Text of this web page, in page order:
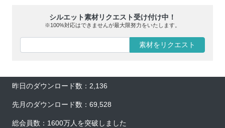
シルエット素材リクエスト受け付け中！
※100%対応はできませんが最大限努力をいたします。
素材をリクエスト
昨日のダウンロード数：2,136
先月のダウンロード数：69,528
総会員数：1600万人を突破しました